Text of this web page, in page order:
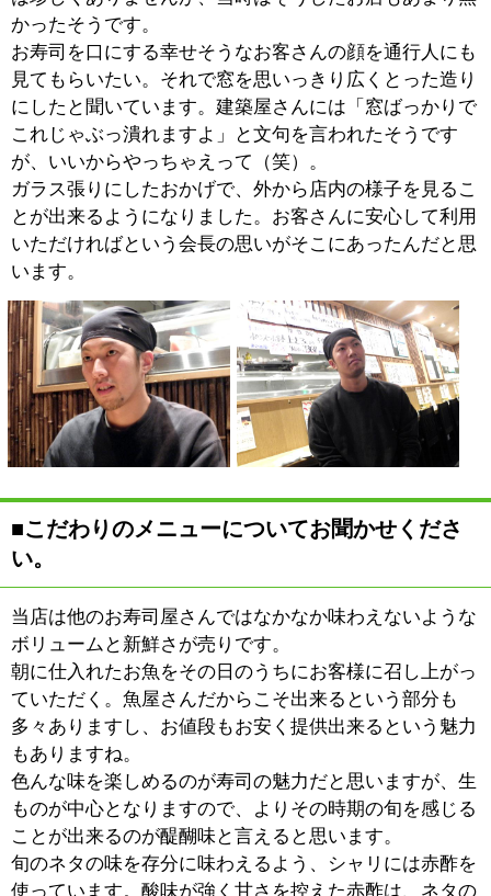
ボリュームと新鮮さが売りです。
朝に仕入れたお魚をその日のうちにお客様に召し上がっ
ていただく。魚屋さんだからこそ出来るという部分も
多々ありますし、お値段もお安く提供出来るという魅力
もありますね。
色んな味を楽しめるのが寿司の魅力だと思いますが、生
ものが中心となりますので、よりその時期の旬を感じる
ことが出来るのが醍醐味と言えると思います。
旬のネタの味を存分に味わえるよう、シャリには赤酢を
使っています。酸味が強く甘さを控えた赤酢は、ネタの
旨味を引き出し、味わいをより深いものにします。
単品でのご注文はもちろんのこと、その日仕入れたオス
スメのネタから取り揃えたお得なセットメニューもご用
また、開店から16：30までのお時間には『海鮮丼』や
『バラチラシ丼』などの丼メニューをご注文いただけま
す。女性の方ですと、お一人では食べきれないくらいの
ボリュームと豊富な種類のネタがのった当店自慢の丼物
です。おニ人で1つというご注文も可能ですのでどうぞ
お気軽にご注文ください。
17時からは刺身の盛り合わせや、香ばしく焼き上げた串
焼きなどおつまみ類も充実しています。その他にも、た
この吸盤や貝のひもを味噌ダレ、もしくは塩で味付けし
よろしいかと思います。
■このお仕事をしていての、やりがいをお聞か
やはりお客様から美味しいと
言っていただけるのが1番嬉
しいことですね。直接仰って
いただかなくとも、テーブル
やカウンターにお寿司をお持
ちした瞬間にわき起こる「う
目にする度にこのお仕事にやりがいを感じています。
魚屋さんはお魚を買っていただく場合、当然のことなが
らお客様はその場で食べるわけではありません。美味し
いっていうのは家に帰って初めて感じることです。
お寿司屋さんに限らず飲食店というのは、お客様が食べ
物を口に入れた瞬間を見れるわけです。「美味しい」っ
ていうお客さんのお声や気持ちの高ぶりをその場で感じ